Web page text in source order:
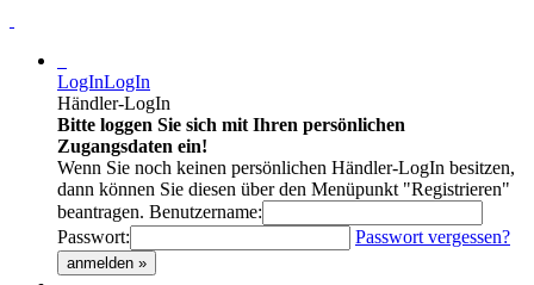
LogInLogIn
Händler-LogIn
Bitte loggen Sie sich mit Ihren persönlichen
Zugangsdaten ein!
Wenn Sie noch keinen persönlichen Händler-LogIn besitzen,
dann können Sie diesen über den Menüpunkt "Registrieren"
beantragen. Benutzername:
Passwort:
Passwort vergessen?
anmelden »